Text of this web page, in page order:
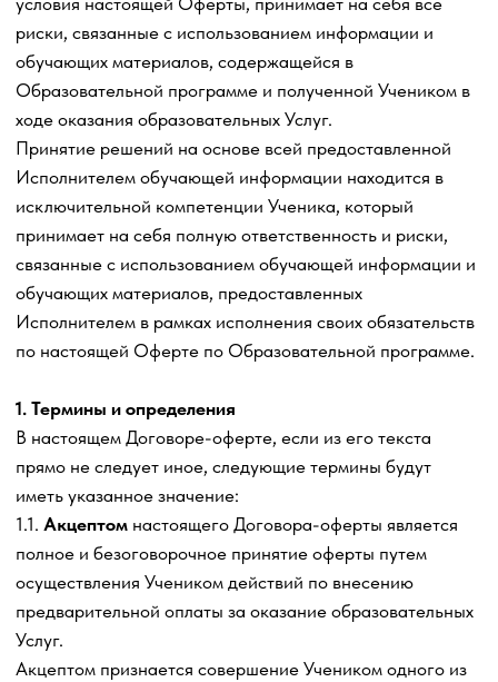
- оплата Брони в соответствии с положениями
настоящего Договора-оферты.
1.2.Договор-оферта
– договор между
Исполнителем и Учеником на оказание платных
образовательных услуг, который заключается
посредством акцепта Оферты.
– настоящий документ Договор-оферта на
оказание образовательных услуг Исполнителем,
опубликованный в сети Интернет по адресу:
«https://trafficdevils.ru»(
по тексту именуется как
«Сайт »).
Оферта является публичным предложением любому
физическому или юридическому лицу, а также
индивидуальному предпринимателю заключить договор
на получение платных образовательных онлайн Услуг
Исполнителя на условиях, изложенных ниже. Оферта
включает настоящий текст, приложения к Договору.
1.4. Пакет услуг,Услуги— предоставления права
платформе Исполнителя, на которой размещены
Обучающие материалы Исполнителя и образовательная
деятельность Исполнителя, связанная с оказанием
образовательных услуг Ученику по Образовательной
объеме в зависимости от выбранной Образовательной
программы Учеником. Содержание того или иного
Пакета образовательных услуг и Образовательной
программы Исполнителя в них зависит от наименования
Пакета услуг и тарифа, выбранного Учеником при
оплате.
1.5.
Образовательной программе Исполнителя из Пакета
услуг определенного тарифа, благодаря которой